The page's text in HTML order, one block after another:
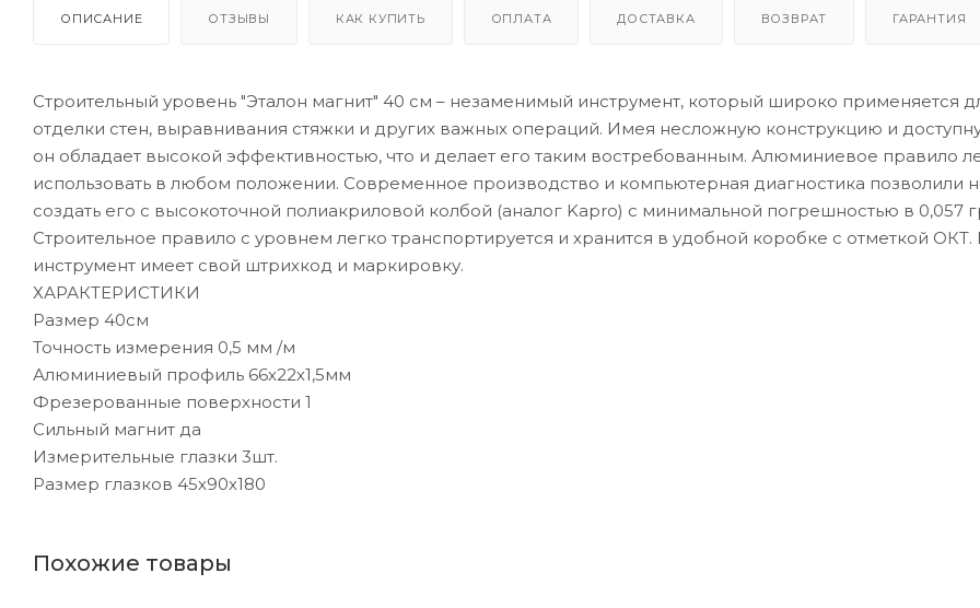
ОПИСАНИЕ ОТЗЫВЫ КАК КУПИТЬ ОПЛАТА ДОСТАВКА ВОЗВРАТ ГАРАНТИЯ
Строительный уровень "Эталон магнит" 40 см – незаменимый инструмент, который широко применяется
отделки стен, выравнивания стяжки и других важных операций. Имея несложную конструкцию и
он обладает высокой эффективностью, что и делает его таким востребованным. Алюминиевое правило
использовать в любом положении. Современное производство и компьютерная диагностика позволили
создать его с высокоточной полиакриловой колбой (аналог Kapro) с минимальной погрешностью в 0,057
Строительное правило с уровнем легко транспортируется и хранится в удобной коробке с отметкой
инструмент имеет свой штрихкод и маркировку.
ХАРАКТЕРИСТИКИ
Размер 40см
Точность измерения 0,5 мм /м
Алюминиевый профиль 66х22х1,5мм
Фрезерованные поверхности 1
Сильный магнит да
Измерительные глазки 3шт.
Размер глазков 45х90х180
Похожие товары